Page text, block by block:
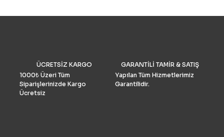
grubu Drone Industry
tarafından FAA drone
numaralarının analizine
ÜCRETSİZ KARGO
1000₺ Üzeri Tüm
Siparişlerinizde Kargo
Ücretsiz
GARANTİLİ TAMİR & SATIŞ
Yapılan Tüm Hizmetlerimiz
Garantilidir.